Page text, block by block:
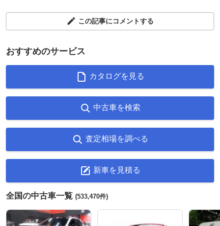
この記事にコメントする
おすすめのサービス
カタログを見る
中古車を検索
査定相場を調べる
新車を見積る
全国の中古車一覧 (533,470件)